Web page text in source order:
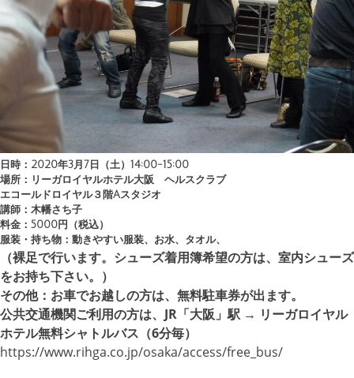
日時：2020年3月7日（土）14:00-15:00
場所：リーガロイヤルホテル大阪 ヘルスクラブ
エコールドロイヤル３階Aスタジオ
講師：木幡さち子
料金：5000円（税込）
服装・持ち物：動きやすい服装、お水、タオル、
（裸足で行います。シューズ着用簿希望の方は、室内シューズ
をお持ち下さい。）
その他：お車でお越しの方は、無料駐車券が出ます。
公共交通機関ご利用の方は、JR「大阪」駅 → リーガロイヤル
ホテル無料シャトルバス（6分毎）
https://www.rihga.co.jp/osaka/access/free_bus/